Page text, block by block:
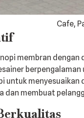
Cafe,
membran
dan membuat